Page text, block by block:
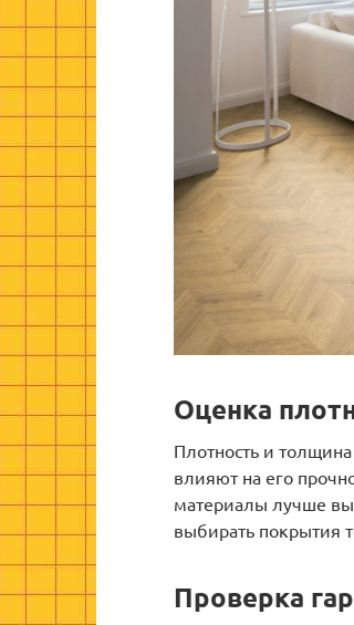
Оценка
Плотность и
влияют на его
материалы лучше
выбирать покрытия
Проверка